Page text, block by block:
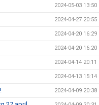
2024-05-03 13:50
2024-04-27 20:55
2024-04-20 16:29
2024-04-20 16:20
2024-04-14 20:11
2024-04-13 15:14
2024-04-09 20:38